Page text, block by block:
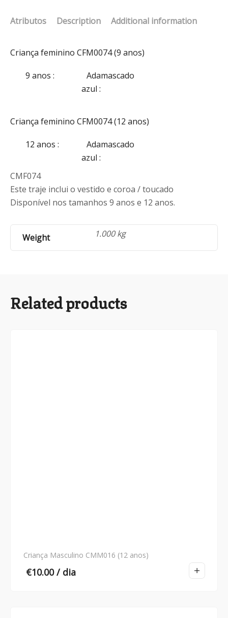
Atributos Description Additional information
Criança feminino CFM0074 (9 anos)
9 anos :
Adamascado
azul :
Criança feminino CFM0074 (12 anos)
12 anos :
Adamascado
azul :
CMF074
Este traje inclui o vestido e coroa / toucado
Disponível nos tamanhos 9 anos e 12 anos.
Weight 1.000 kg
Related products
Criança Masculino CMM016 (12 anos)
€10.00/ dia